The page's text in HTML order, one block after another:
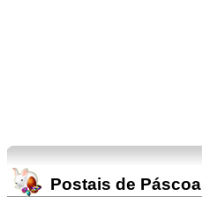
Postais de Páscoa